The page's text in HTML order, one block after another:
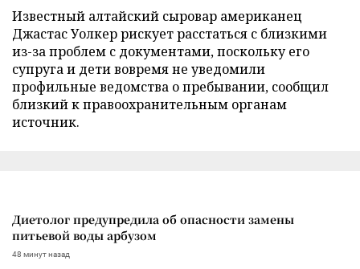
Известный алтайский сыровар американец
Джастас Уолкер рискует расстаться с близкими
из-за проблем с документами, поскольку его
супруга и дети вовремя не уведомили
профильные ведомства о пребывании, сообщил
близкий к правоохранительным органам
источник.
Диетолог предупредила об опасности замены
питьевой воды арбузом
48 минут назад